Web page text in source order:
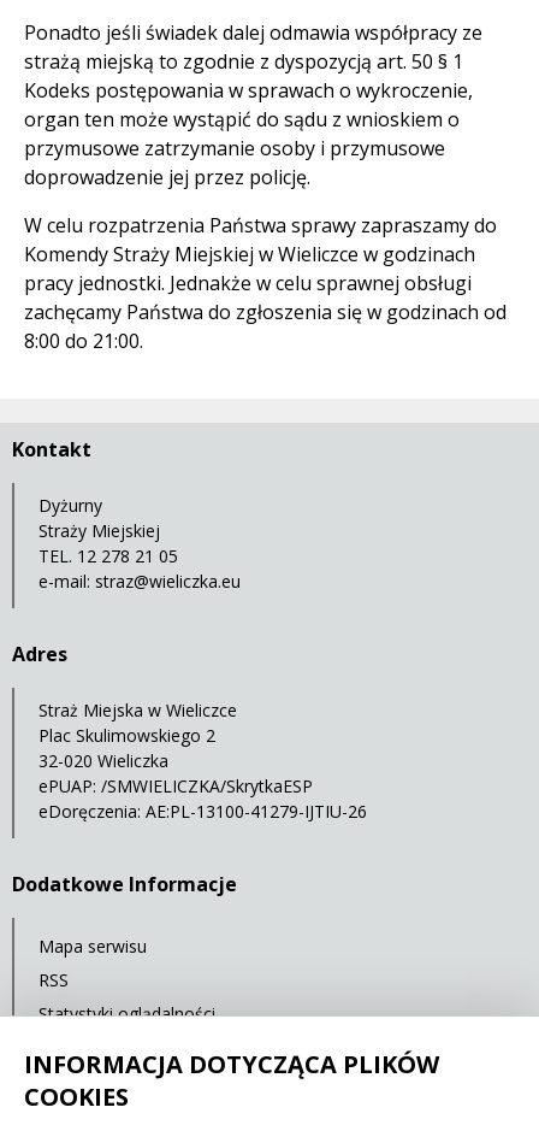
Ponadto jeśli świadek dalej odmawia współpracy ze
strażą miejską to zgodnie z dyspozycją art. 50 § 1
Kodeks postępowania w sprawach o wykroczenie,
organ ten może wystąpić do sądu z wnioskiem o
przymusowe zatrzymanie osoby i przymusowe
doprowadzenie jej przez policję.
W celu rozpatrzenia Państwa sprawy zapraszamy do
Komendy Straży Miejskiej w Wieliczce w godzinach
pracy jednostki. Jednakże w celu sprawnej obsługi
zachęcamy Państwa do zgłoszenia się w godzinach od
8:00 do 21:00.
Kontakt
Dyżurny
Straży Miejskiej
TEL. 12 278 21 05
e-mail: straz@wieliczka.eu
Adres
Straż Miejska w Wieliczce
Plac Skulimowskiego 2
32-020 Wieliczka
ePUAP: /SMWIELICZKA/SkrytkaESP
eDoręczenia: AE:PL-13100-41279-IJTIU-26
Dodatkowe Informacje
Mapa serwisu
RSS
Statystyki oglądalności
INFORMACJA DOTYCZĄCA PLIKÓW
COOKIES